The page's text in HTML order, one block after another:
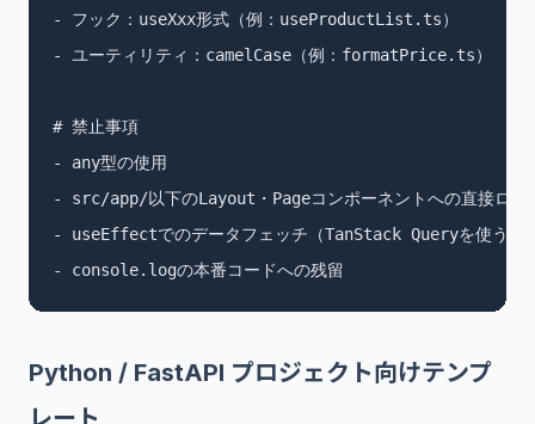
- フック：useXxx形式（例：useProductList.ts）
- ユーティリティ：camelCase（例：formatPrice.ts）
# 禁止事項
- any型の使用
- src/app/以下のLayout・Pageコンポーネントへの直接ロジ
- useEffectでのデータフェッチ（TanStack Queryを使うこ
- console.logの本番コードへの残留
Python / FastAPI プロジェクト向けテンプ
レート